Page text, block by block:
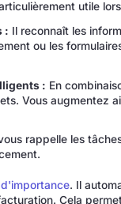
utile
: Il reconnaît les
ou les
: En
Vous augmentez
rappelle les
. Il
Cela